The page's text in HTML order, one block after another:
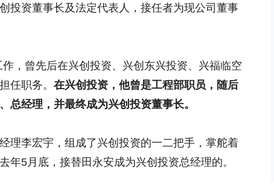
投资董事长及法定代表人，接任者为现公司董事
，曾先后在兴创投资、兴创东兴投资、兴福临空
任职务。 在兴创投资，他曾是工程部职员，随后
总经理，并最终成为兴创投资董事长。
理李宏宇，组成了兴创投资的一二把手，掌舵着
年5月底，接替田永安成为兴创投资总经理的。